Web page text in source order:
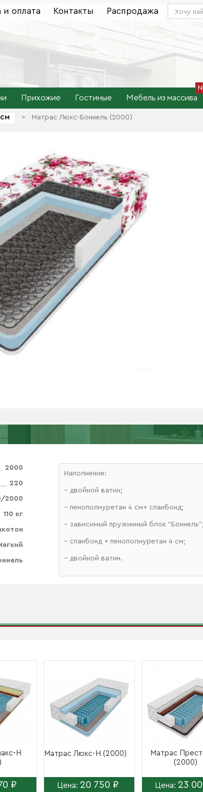
и оплата Контакты Распродажа
Прихожие Гостиные Мебель из массива
> Матрас Люкс-Боннель (2000)
2000
220
2000
110 кг
Наполнение:
– двойной ватин;
– пенополиуретан 4 см+ спанбонд;
– зависимый пружинный блок
– спанбонд + пенополиуретан 4 см;
– двойной ватин.
Н
₽
Матрас Люкс-Н (2000)
Цена: 20 750 ₽
Матрас
(2000)
Цена: 23